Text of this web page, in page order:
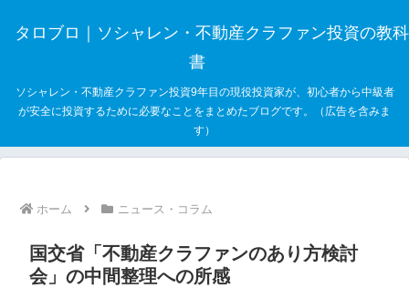
タロブロ｜ソシャレン・不動産クラファン投資の教科
書
ソシャレン・不動産クラファン投資9年目の現役投資家が、初心者から中級者
が安全に投資するために必要なことをまとめたブログです。（広告を含みま
す）
ホーム ニュース・コラム
国交省「不動産クラファンのあり方検討
会」の中間整理への所感